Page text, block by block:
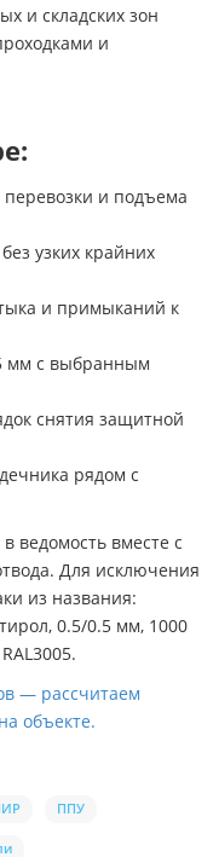
и складских зон
и
и подъема
узких крайних
и примыканий к
мм с выбранным
снятия защитной
рядом с
ведомость вместе с
Для исключения
из названия:
0.5/0.5 мм, 1000
— рассчитаем
объекте.
ППУ